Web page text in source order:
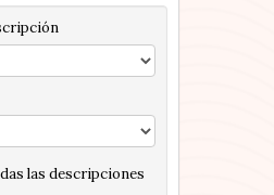
las descripciones